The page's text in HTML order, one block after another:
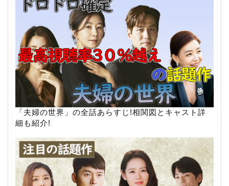
「夫婦の世界」の全話あらすじ!相関図とキャスト詳
細も紹介!